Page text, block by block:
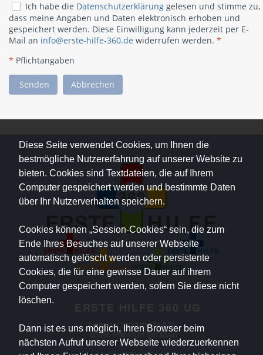
Diese Seite verwendet Cookies, um Ihnen die
bestmögliche Nutzererfahrung auf unserer Website zu
bieten. Cookies sind Textdateien, die auf Ihrem
Computer gespeichert werden und bestimmte Daten
über Ihr Nutzerverhalten speichern.
Cookies können „Session-Cookies“ sein, die zum
Ende Ihres Besuches auf unserer Webseite
automatisch gelöscht werden oder persistente
Cookies, die für eine gewisse Dauer auf ihrem
Computer gespeichert werden, sofern Sie diese nicht
löschen.
Dann ist es uns möglich, Ihren Browser beim
nächsten Aufruf unserer Webseite wiederzuerkennen
Ich habe die Datenschutzerklärung gelesen und stimme zu,
dass meine Angaben und Daten elektronisch erhoben und
gespeichert werden. Diese Einwilligung kann jederzeit per E-
Mail an info@erste-hilfe-360.de widerrufen werden. *
* Pflichtangaben
Senden Abbrechen
Hanauer Landstraße 521
60386 Frankfurt am Main